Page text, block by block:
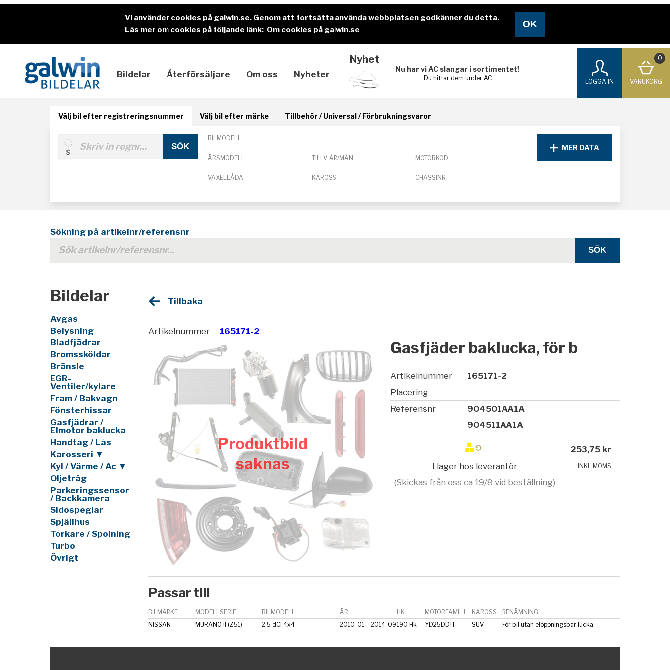
Vi använder cookies på galwin.se. Genom att fortsätta använda webbplatsen godkänner du detta.
Läs mer om cookies på följande länk: Om cookies på galwin.se
Bildelar Återförsäljare Om oss Nyheter
Nyhet
Nu har vi AC slangar i sortimentet!
Du hittar dem under AC
LOGGA IN
0
VARUKORG
Välj bil efter registreringsnummer Välj bil efter märke Tillbehör / Universal / Förbrukningsvaror
BILMODELL
ÅRSMODELL TILLV. ÅR/MÅN MOTORKOD
VÄXELLÅDA KAROSS CHASSINR
MER DATA
Sökning på artikelnr/referensnr
Bildelar
Avgas
Belysning
Bladfjädrar
Bromssköldar
Bränsle
EGR-
Ventiler/kylare
Fram / Bakvagn
Fönsterhissar
Gasfjädrar /
Elmotor baklucka
Handtag / Lås
Karosseri ▼
Kyl / Värme / Ac ▼
Oljetråg
Parkeringssensor
/ Backkamera
Sidospeglar
Spjällhus
Torkare / Spolning
Turbo
Övrigt
Tillbaka
Artikelnummer 165171-2
Produktbild
saknas
Gasfjäder baklucka, för b
Artikelnummer
165171-2
Placering
Referensnr
904501AA1A
904511AA1A
I lager hos leverantör
(Skickas från oss ca 19/8 vid beställning)
253,75 kr
INKL.MOMS
Passar till
BILMÄRKE MODELLSERIE BILMODELL ÅR HK MOTORFAMILJ KAROSS
BENÄMNING
NISSAN
MURANO II (Z51) 2.5 dCi 4x4 2010-01 – 2014-09190 Hk YD25DDTI SUV För bil utan elöppningsbar lucka